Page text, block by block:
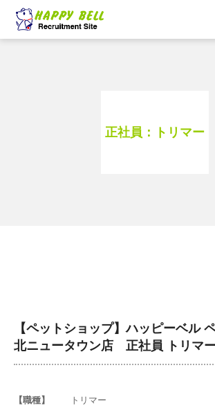
正社員：トリマー
【ペットショップ】ハッピーベル
北ニュータウン店 正社員 トリマ
【職種】 トリマー